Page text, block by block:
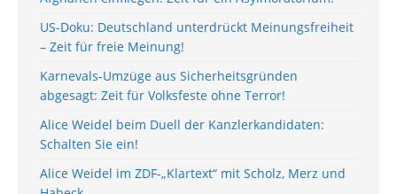
US-Doku: Deutschland unterdrückt Meinungsfreiheit
– Zeit für freie Meinung!
Karnevals-Umzüge aus Sicherheitsgründen
abgesagt: Zeit für Volksfeste ohne Terror!
Alice Weidel beim Duell der Kanzlerkandidaten:
Schalten Sie ein!
Alice Weidel im ZDF-„Klartext“ mit Scholz, Merz und